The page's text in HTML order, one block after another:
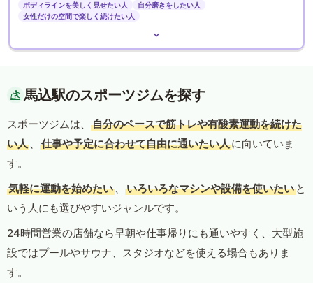
ボディラインを美しく見せたい人
自分磨きをしたい人
女性だけの空間で楽しく続けたい人
馬込駅のスポーツジムを探す
スポーツジムは、
自分のペースで筋トレや有酸素運動を続けた
い人 、 仕事や予定に合わせて自由に通いたい人に向いていま
す。
気軽に運動を始めたい 、 いろいろなマシンや設備を使いたい と
いう人にも選びやすいジャンルです。
24時間営業の店舗なら早朝や仕事帰りにも通いやすく、大型施
設ではプールやサウナ、スタジオなどを使える場合もありま
す。